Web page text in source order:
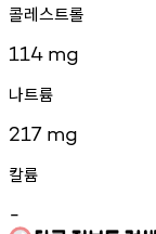
콜레스트롤
114 mg
나트륨
217 mg
칼륨
-